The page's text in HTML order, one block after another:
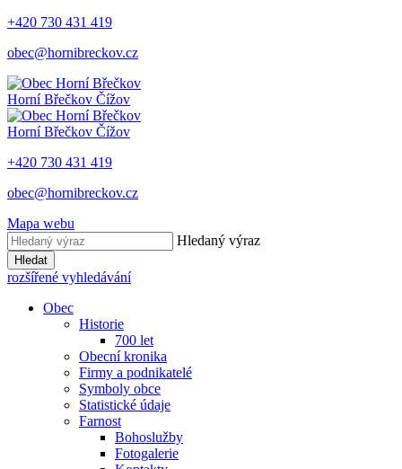
+420 730 431 419
obec@hornibreckov.cz
Horní Břečkov Čížov
Horní Břečkov Čížov
+420 730 431 419
obec@hornibreckov.cz
Mapa webu
Hledaný výraz
Hledat
rozšířené vyhledávání
Obec
Historie
700 let
Obecní kronika
Firmy a podnikatelé
Symboly obce
Statistické údaje
Farnost
Bohoslužby
Fotogalerie